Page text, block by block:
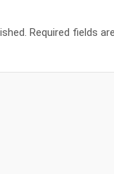
Required fields